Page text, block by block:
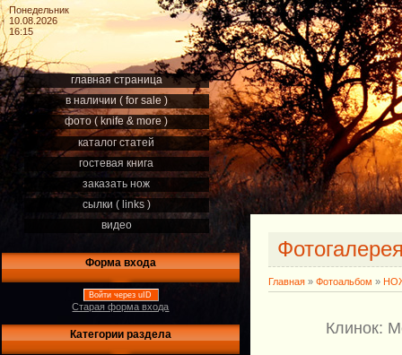
Понедельник
10.08.2026
16:15
главная страница
в наличии ( for sale )
фото ( knife & more )
каталог статей
гостевая книга
заказать нож
сылки ( links )
видео
Форма входа
Войти через uID
Старая форма входа
Категории раздела
Главная » Фотоальбом »
Клинок: